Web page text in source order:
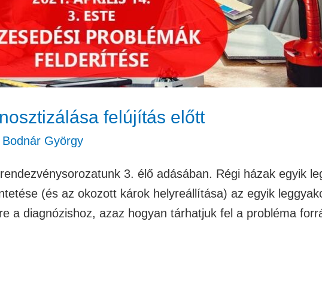
felújítás előtt
Bodnár György
3. élő adásában. Régi házak egyik
(és az okozott károk helyreállítása) az egyik
a diagnózishoz, azaz hogyan tárhatjuk fel a probléma